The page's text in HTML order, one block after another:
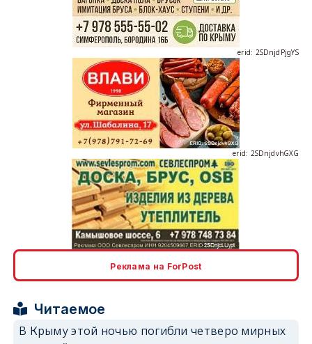
erid: 2SDnjdvhGXG
erid: 2SDnjcLUypt
Реклама на ForPost
Читаемое
В Крыму этой ночью погибли четверо мирных